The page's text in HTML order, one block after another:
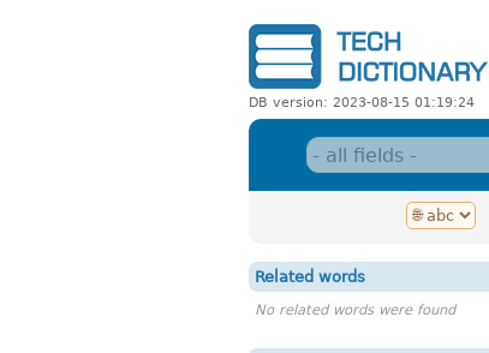
DB version: 2023-08-15 01:19:24
Related words
No related words were found